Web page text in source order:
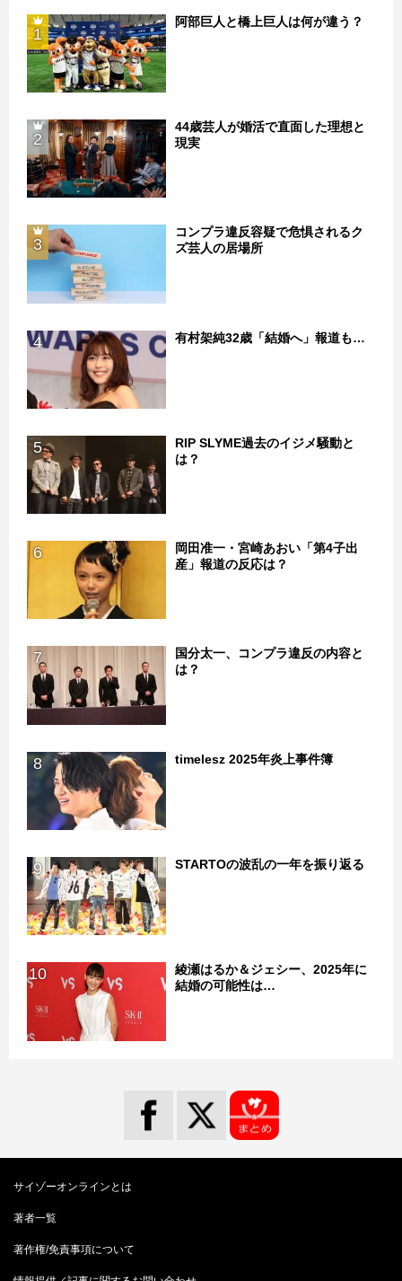
1
阿部巨人と橋上巨人は何が違う？
2
44歳芸人が婚活で直面した理想と
現実
3
コンプラ違反容疑で危惧されるク
ズ芸人の居場所
4 有村架純32歳「結婚へ」報道も…
5
RIP SLYME過去のイジメ騒動と
は？
6
岡田准一・宮崎あおい「第4子出
産」報道の反応は？
7
国分太一、コンプラ違反の内容と
は？
8 timelesz 2025年炎上事件簿
9 STARTOの波乱の一年を振り返る
10
綾瀬はるか＆ジェシー、2025年に
結婚の可能性は…
サイゾーオンラインとは
著者一覧
著作権/免責事項について